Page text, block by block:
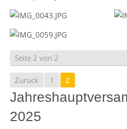
Seite 2 von 2
Zurück 1 2
2025